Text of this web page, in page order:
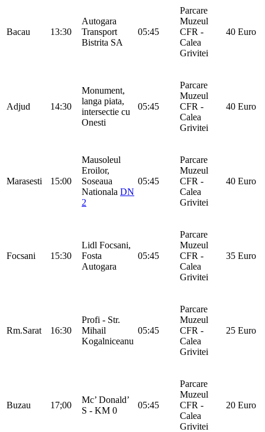
Bacau 13:30
Autogara
Transport
Bistrita SA
05:45
Parcare
Muzeul
CFR -
Calea
Grivitei
40 Euro
Adjud 14:30
Monument,
langa piata,
intersectie cu
Onesti
05:45
Parcare
Muzeul
CFR -
Calea
Grivitei
40 Euro
Marasesti 15:00
Mausoleul
Eroilor,
Soseaua
Nationala DN
2
05:45
Parcare
Muzeul
CFR -
Calea
Grivitei
40 Euro
Focsani 15:30
Lidl Focsani,
Fosta
Autogara
05:45
Parcare
Muzeul
CFR -
Calea
Grivitei
35 Euro
Rm.Sarat 16:30
Profi - Str.
Mihail
Kogalniceanu
05:45
Parcare
Muzeul
CFR -
Calea
Grivitei
25 Euro
Buzau 17;00
Mc’ Donald’
S - KM 0
05:45
Parcare
Muzeul
CFR -
Calea
Grivitei
20 Euro